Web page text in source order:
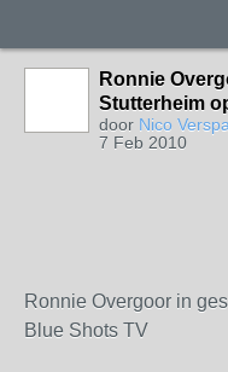
Ronnie
Stutterheim
door Nico
7 Feb 2010
Ronnie Overgoor in
Blue Shots TV